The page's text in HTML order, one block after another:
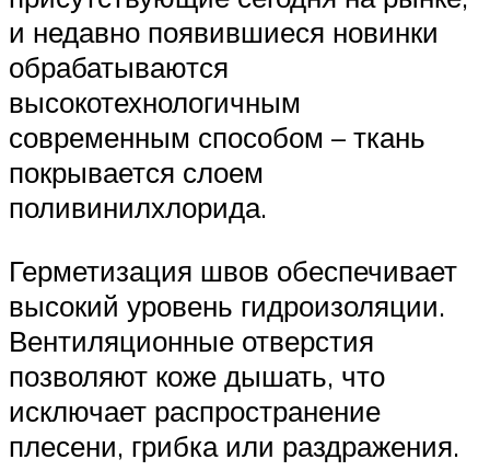
и недавно появившиеся новинки
обрабатываются
высокотехнологичным
современным способом – ткань
покрывается слоем
поливинилхлорида.
Герметизация швов обеспечивает
высокий уровень гидроизоляции.
Вентиляционные отверстия
позволяют коже дышать, что
исключает распространение
плесени, грибка или раздражения.